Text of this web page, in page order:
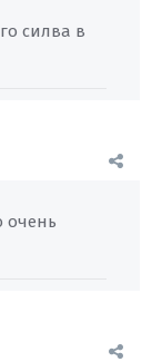
силва в
очень